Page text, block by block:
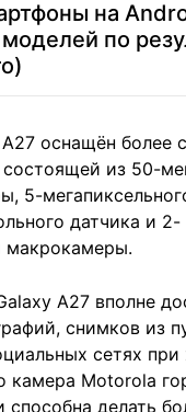
на
по
оснащён более
из 50-
5-
датчика и 2-
макрокамеры.
A27 вполне
снимков из
сетях
камера Motorola
способна делать